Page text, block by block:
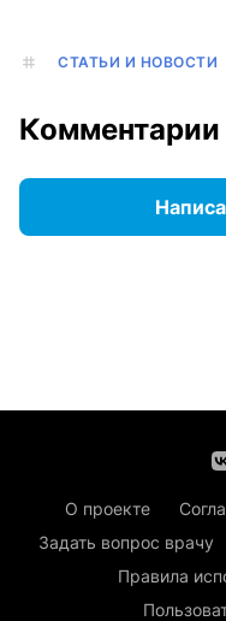
СТАТЬИ И НОВОСТИ
Комментарии
О проекте
Задать вопрос врачу
Правила